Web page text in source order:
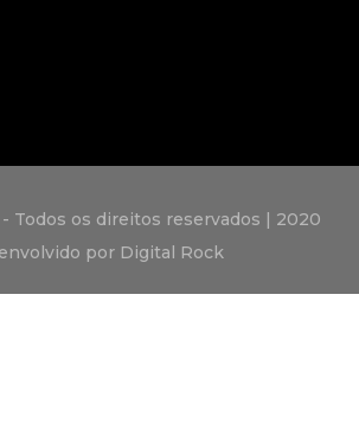
Todos os direitos reservados | 2020
por Digital Rock